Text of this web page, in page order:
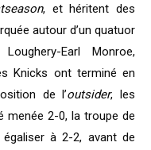
, et héritent des
autour d’un quatuor
Earl Monroe,
Knicks ont terminé en
de l’outsider, les
menée 2-0, la troupe de
à 2-2, avant de